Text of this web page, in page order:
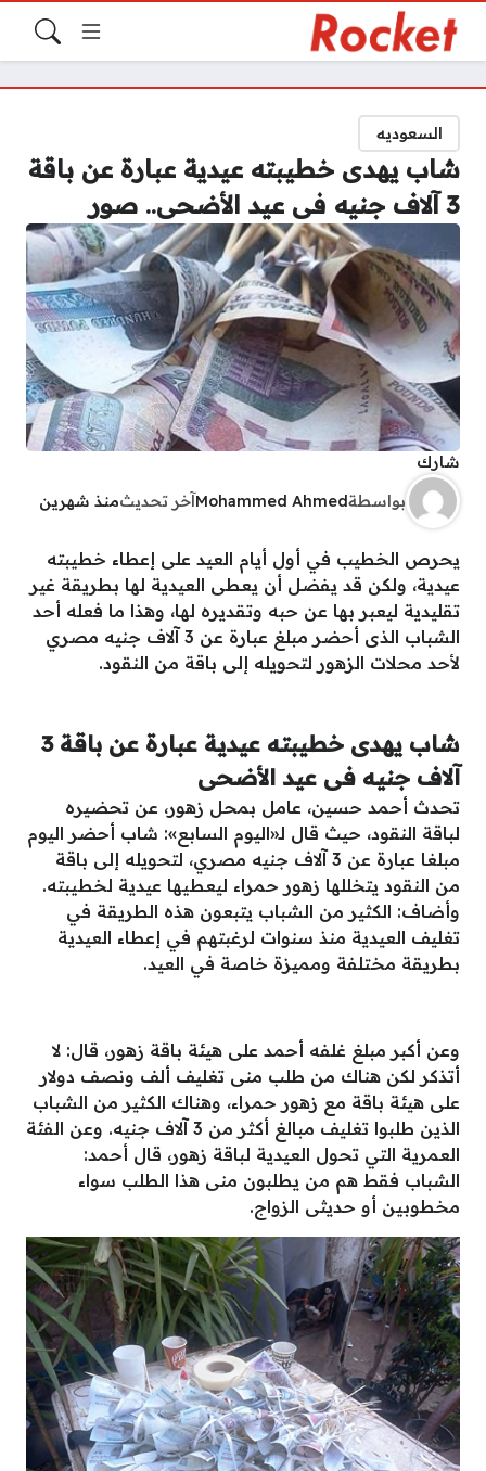
السعوديه
شاب يهدى خطيبته عيدية عبارة عن باقة
3 آلاف جنيه فى عيد الأضحى.. صور
شارك
بواسطةMohammed Ahmedآخر تحديثمنذ شهرين
يحرص الخطيب في أول أيام العيد على إعطاء خطيبته
عيدية، ولكن قد يفضل أن يعطى العيدية لها بطريقة غير
تقليدية ليعبر بها عن حبه وتقديره لها، وهذا ما فعله أحد
الشباب الذى أحضر مبلغ عبارة عن 3 آلاف جنيه مصري
لأحد محلات الزهور لتحويله إلى باقة من النقود.
شاب يهدى خطيبته عيدية عبارة عن باقة 3
آلاف جنيه فى عيد الأضحى
تحدث أحمد حسين، عامل بمحل زهور، عن تحضيره
لباقة النقود، حيث قال لـ«اليوم السابع»: شاب أحضر اليوم
مبلغا عبارة عن 3 آلاف جنيه مصري، لتحويله إلى باقة
من النقود يتخللها زهور حمراء ليعطيها عيدية لخطيبته.
وأضاف: الكثير من الشباب يتبعون هذه الطريقة في
تغليف العيدية منذ سنوات لرغبتهم في إعطاء العيدية
بطريقة مختلفة ومميزة خاصة في العيد.
وعن أكبر مبلغ غلفه أحمد على هيئة باقة زهور، قال: لا
أتذكر لكن هناك من طلب منى تغليف ألف ونصف دولار
على هيئة باقة مع زهور حمراء، وهناك الكثير من الشباب
الذين طلبوا تغليف مبالغ أكثر من 3 آلاف جنيه. وعن الفئة
العمرية التي تحول العيدية لباقة زهور، قال أحمد:
الشباب فقط هم من يطلبون منى هذا الطلب سواء
مخطوبين أو حديثى الزواج.